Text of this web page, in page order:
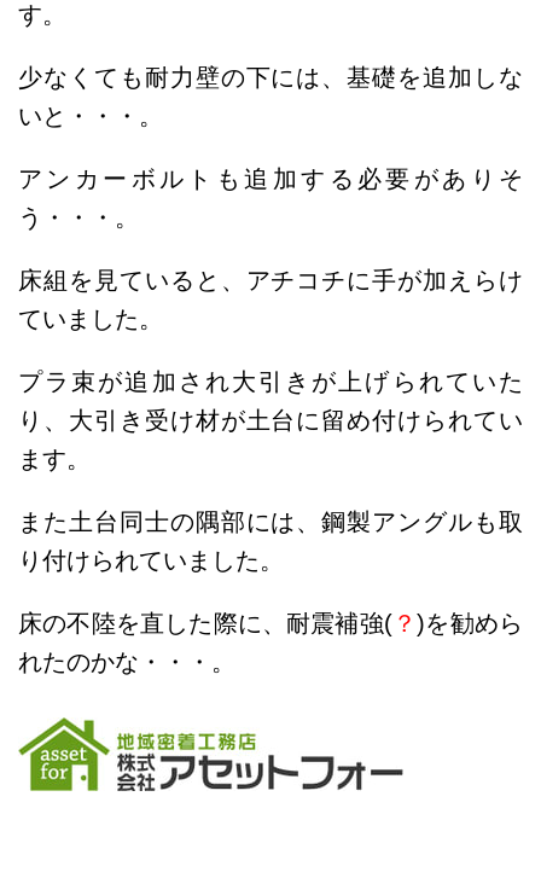
す。
少なくても耐力壁の下には、基礎を追加しな
いと・・・。
アンカーボルトも追加する必要がありそ
う・・・。
床組を見ていると、アチコチに手が加えらけ
ていました。
プラ束が追加され大引きが上げられていた
り、大引き受け材が土台に留め付けられてい
ます。
また土台同士の隅部には、鋼製アングルも取
り付けられていました。
床の不陸を直した際に、耐震補強(？)を勧めら
れたのかな・・・。